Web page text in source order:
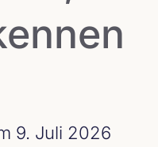
9. Juli 2026